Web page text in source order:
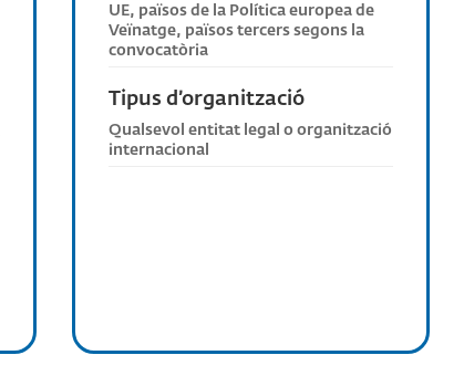
UE, països de la Política europea de
Veïnatge, països tercers segons la
convocatòria
Tipus d’organització
Qualsevol entitat legal o organització
internacional